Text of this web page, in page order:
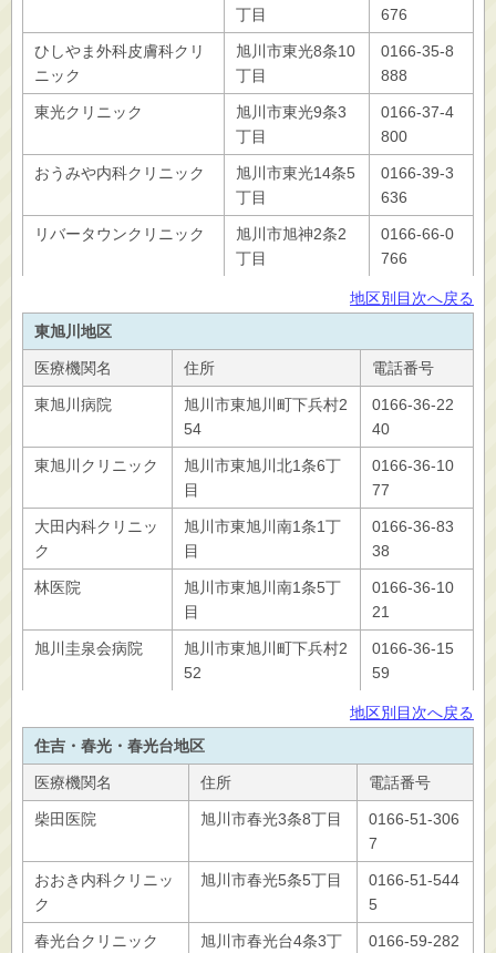
丁目
676
ひしやま外科皮膚科クリ
ニック
旭川市東光8条10
丁目
0166-35-8
888
東光クリニック
旭川市東光9条3
丁目
0166-37-4
800
おうみや内科クリニック
旭川市東光14条5
丁目
0166-39-3
636
リバータウンクリニック
旭川市旭神2条2
丁目
0166-66-0
766
地区別目次へ戻る
東旭川地区
医療機関名 住所 電話番号
東旭川病院
旭川市東旭川町下兵村2
54
0166-36-22
40
東旭川クリニック
旭川市東旭川北1条6丁
目
0166-36-10
77
大田内科クリニッ
ク
旭川市東旭川南1条1丁
目
0166-36-83
38
林医院
旭川市東旭川南1条5丁
目
0166-36-10
21
旭川圭泉会病院
旭川市東旭川町下兵村2
52
0166-36-15
59
地区別目次へ戻る
住吉・春光・春光台地区
医療機関名 住所 電話番号
柴田医院 旭川市春光3条8丁目
0166-51-306
7
おおき内科クリニッ
ク
旭川市春光5条5丁目
0166-51-544
5
春光台クリニック
旭川市春光台4条3丁
0166-59-282